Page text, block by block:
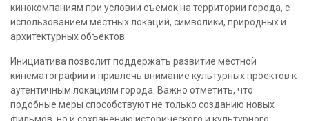
кинокомпаниям при условии съемок на территории города, с
использованием местных локаций, символики, природных и
архитектурных объектов.
Инициатива позволит поддержать развитие местной
кинематографии и привлечь внимание культурных проектов к
аутентичным локациям города. Важно отметить, что
подобные меры способствуют не только созданию новых